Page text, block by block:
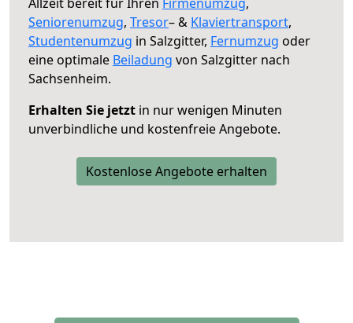
Seniorenumzug, Tresor– & Klaviertransport,
Studentenumzug in Salzgitter, Fernumzug oder
eine optimale Beiladung von Salzgitter nach
Sachsenheim.
Erhalten Sie jetzt in nur wenigen Minuten
unverbindliche und kostenfreie Angebote.
Kostenlose Angebote erhalten